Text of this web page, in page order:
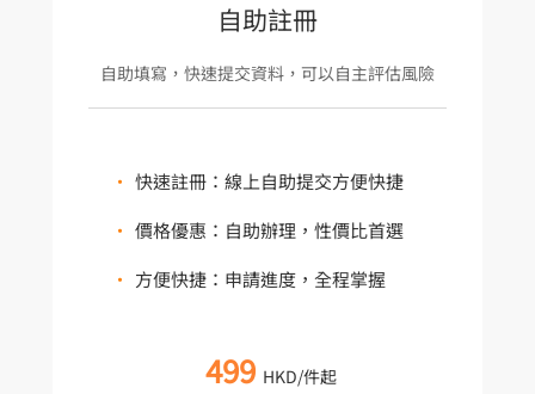
自助註冊
自助填寫，快速提交資料，可以自主評估風險
• 快速註冊：線上自助提交方便快捷
• 價格優惠：自助辦理，性價比首選
• 方便快捷：申請進度，全程掌握
499 HKD/件起